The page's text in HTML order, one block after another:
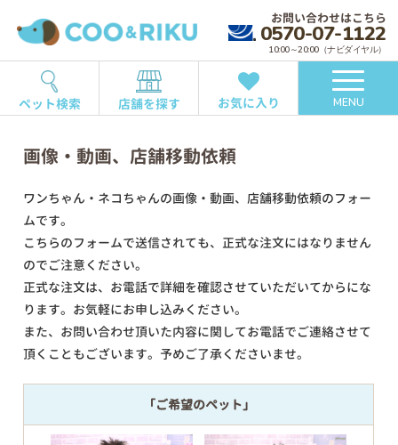
お問い合わせはこちら
0570-07-1122
10:00～20:00（ナビダイヤル）
ペット検索 店舗を探す お気に入り MENU
画像・動画、店舗移動依頼
ワンちゃん・ネコちゃんの画像・動画、店舗移動依頼のフォー
ムです。
こちらのフォームで送信されても、正式な注文にはなりません
のでご注意ください。
正式な注文は、お電話で詳細を確認させていただいてからにな
ります。お気軽にお申し込みください。
また、お問い合わせ頂いた内容に関してお電話でご連絡させて
頂くこともございます。予めご了承くださいませ。
「ご希望のペット」